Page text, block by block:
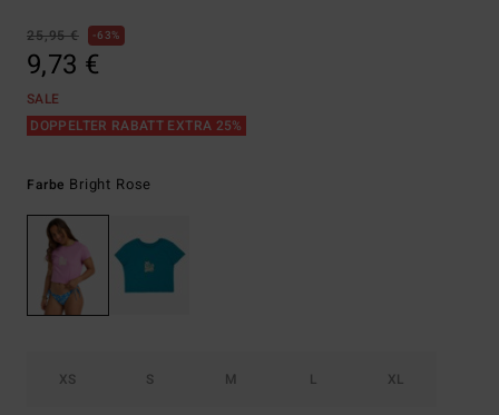
25,95 € 63%
9,73 €
SALE
DOPPELTER RABATT EXTRA 25%
Farbe Bright Rose
XS S M L XL